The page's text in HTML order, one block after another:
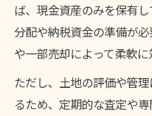
ば、現金資産のみを保有
分配や納税資金の準備が
や一部売却によって柔軟に
ただし、土地の評価や管
るため、定期的な査定や